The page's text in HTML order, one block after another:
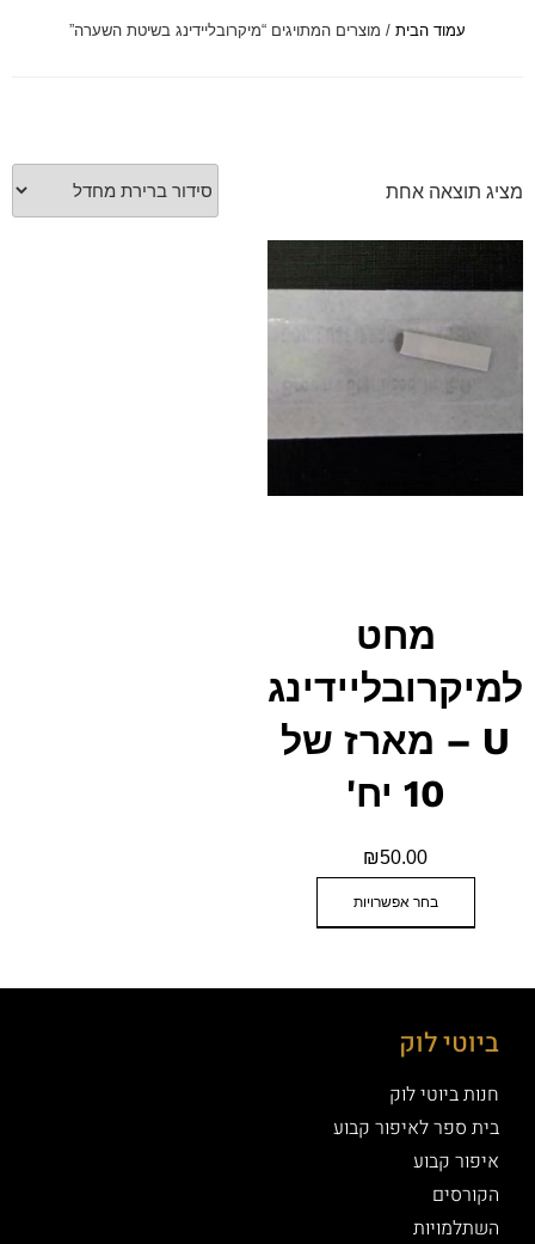
סמן קישורים
עמוד הבית / מוצרים המתויגים “מיקרובליידינג בשיטת השערה”
מציג תוצאה אחת
מחט
למיקרובליידינג
U – מארז של
10 יח'
₪50.00
בחר אפשרויות
ביוטי לוק
חנות ביוטי לוק
בית ספר לאיפור קבוע
איפור קבוע
הקורסים
השתלמויות